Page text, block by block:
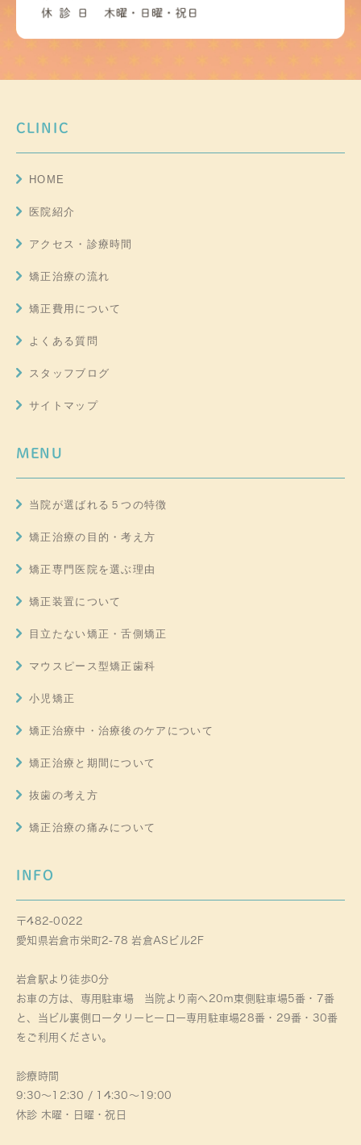
CLINIC
HOME
医院紹介
アクセス・診療時間
矯正治療の流れ
矯正費用について
よくある質問
スタッフブログ
サイトマップ
MENU
当院が選ばれる５つの特徴
矯正治療の目的・考え方
矯正専門医院を選ぶ理由
矯正装置について
目立たない矯正・舌側矯正
マウスピース型矯正歯科
小児矯正
矯正治療中・治療後のケアについて
矯正治療と期間について
抜歯の考え方
矯正治療の痛みについて
INFO
〒482-0022
愛知県岩倉市栄町2-78 岩倉ASビル2F
岩倉駅より徒歩0分
お車の方は、専用駐車場 当院より南へ20ｍ東側駐車場5番・7番
と、当ビル裏側ロータリーヒーロー専用駐車場28番・29番・30番
をご利用ください。
診療時間
9:30～12:30 / 14:30～19:00
休診 木曜・日曜・祝日